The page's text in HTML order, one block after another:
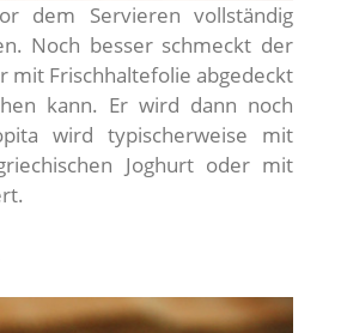
dem Servieren vollständig
Noch besser schmeckt der
mit Frischhaltefolie abgedeckt
kann. Er wird dann noch
wird typischerweise mit
Joghurt oder mit